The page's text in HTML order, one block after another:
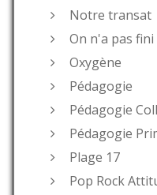
Notre transat
On n'a pas
Oxygène
Pédagogie
Pédagogie
Pédagogie
Plage 17
Pop Rock